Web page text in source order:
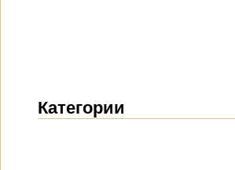
Категории